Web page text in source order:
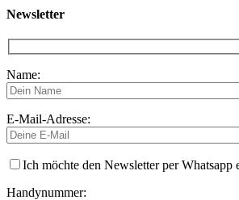
Newsletter
Name:
E-Mail-Adresse:
Ich möchte den Newsletter per Whatsapp
Handynummer: